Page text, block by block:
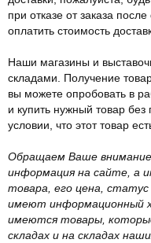
при отказе от заказа
оплатить стоимость
Наши магазины и
складами. Получение
вы можете опробовать в
и купить нужный товар без
условии, что этот товар
Обращаем Ваше
информация на сайте, а
товара, его цена, статус
имеют информационный
имеются товары,
складах и на складах